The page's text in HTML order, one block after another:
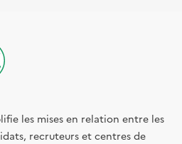
les mises en relation entre les
recruteurs et centres de